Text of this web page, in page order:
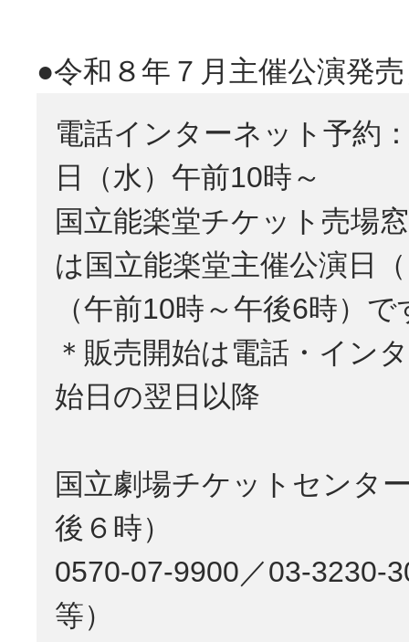
●令和８年７月主催公演発
電話インターネット予約
日（水）午前10時～
国立能楽堂チケット売場
は国立能楽堂主催公演日
（午前10時～午後6時）で
＊販売開始は電話・イン
始日の翌日以降
国立劇場チケットセンタ
後６時）
0570-07-9900／03-3230-
等）